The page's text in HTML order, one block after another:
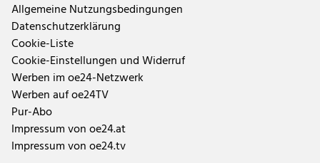
Allgemeine Nutzungsbedingungen
Datenschutzerklärung
Cookie-Liste
Cookie-Einstellungen und Widerruf
Werben im oe24-Netzwerk
Werben auf oe24TV
Pur-Abo
Impressum von oe24.at
Impressum von oe24.tv